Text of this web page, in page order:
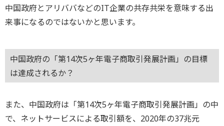
中国政府とアリババなどのIT企業の共存共栄を意味する出
来事になるのではないかと思います。
中国政府の「第14次5ヶ年電子商取引発展計画」の目標
は達成されるか？
また、中国政府は「第14次5ヶ年電子商取引発展計画」の中
で、ネットサービスによる取引額を、2020年の37兆元